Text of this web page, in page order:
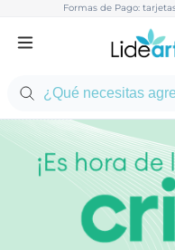
Formas de Pago: